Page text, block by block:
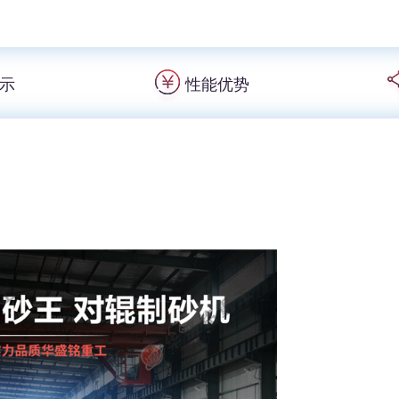
性能优势